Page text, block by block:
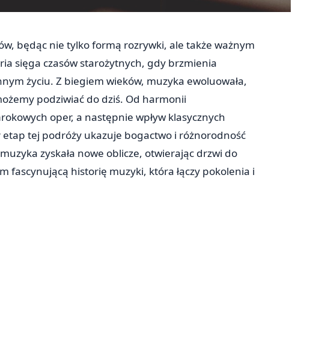
będąc nie tylko formą rozrywki, ale także ważnym
sięga czasów starożytnych, gdy brzmienia
życiu. Z biegiem wieków, muzyka ewoluowała,
podziwiać do dziś. Od harmonii
oper, a następnie wpływ klasycznych
tej podróży ukazuje bogactwo i różnorodność
zyskała nowe oblicze, otwierając drzwi do
fascynującą historię muzyki, która łączy pokolenia i